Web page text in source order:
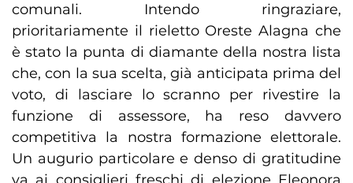
comunali. Intendo ringraziare,
prioritariamente il rieletto Oreste Alagna che
è stato la punta di diamante della nostra lista
che, con la sua scelta, già anticipata prima del
voto, di lasciare lo scranno per rivestire la
funzione di assessore, ha reso davvero
competitiva la nostra formazione elettorale.
Un augurio particolare e denso di gratitudine